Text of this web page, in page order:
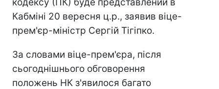
Кабміні 20 вересня ц.р., заявив віце-
прем'єр-міністр Сергій Тігіпко.
За словами віце-прем'єра, після
сьогоднішнього обговорення
положень НК з'явилося багато